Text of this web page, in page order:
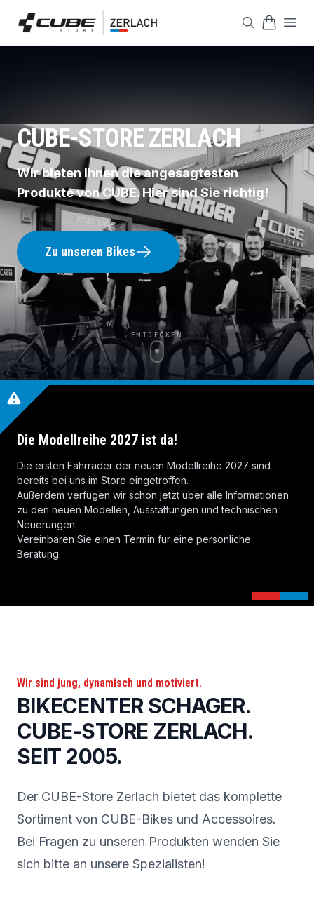
CUBE-STORE ZERLACH
Wir bieten Ihnen die angesagtesten
Produkte von CUBE.Hier sind Sie richtig!
Zu unseren Bikes
ENTDECKEN
Die Modellreihe 2027 ist da!
Die ersten Fahrräder der neuen Modellreihe 2027 sind
bereits bei uns im Store eingetroffen.
Außerdem verfügen wir schon jetzt über alle Informationen
zu den neuen Modellen, Ausstattungen und technischen
Neuerungen.
Vereinbaren Sie einen Termin für eine persönliche
Beratung.
Wir sind jung, dynamisch und motiviert.
BIKECENTER SCHAGER.
CUBE-STORE ZERLACH.
SEIT 2005.
Der CUBE-Store Zerlach bietet das komplette
Sortiment von CUBE-Bikes und Accessoires.
Bei Fragen zu unseren Produkten wenden Sie
sich bitte an unsere Spezialisten!